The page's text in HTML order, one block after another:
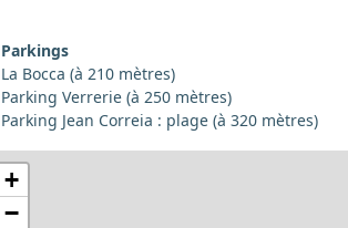
Parkings
La Bocca (à 210 mètres)
Parking Verrerie (à 250 mètres)
Parking Jean Correia : plage (à 320 mètres)
+
−